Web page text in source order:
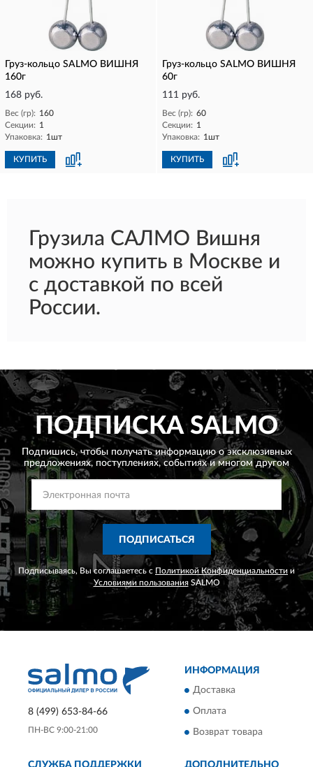
Груз-кольцо SALMO ВИШНЯ
160г
168 руб.
Вес (гр): 160
Секции: 1
Упаковка: 1шт
КУПИТЬ
Груз-кольцо SALMO ВИШНЯ
60г
111 руб.
Вес (гр): 60
Секции: 1
Упаковка: 1шт
КУПИТЬ
Грузила САЛМО Вишня
можно купить в Москве и
с доставкой по всей
России.
ПОДПИСКАSALMO
Подпишись, чтобы получать информацию о эксклюзивных
предложениях, поступлениях, событиях и многом другом
ПОДПИСАТЬСЯ
Подписываясь, Вы соглашаетесь с Политикой Конфиденциальности и
Условиями пользованияSALMO
8 (499) 653-84-66
ПН-ВС 9:00-21:00
ИНФОРМАЦИЯ
Доставка
Оплата
Возврат товара
СЛУЖБА ПОДДЕРЖКИ ДОПОЛНИТЕЛЬНО